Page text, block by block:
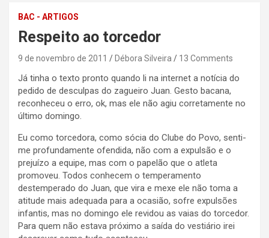
BAC - ARTIGOS
Respeito ao torcedor
9 de novembro de 2011 Débora Silveira 13 Comments
Já tinha o texto pronto quando li na internet a notícia do
pedido de desculpas do zagueiro Juan. Gesto bacana,
reconheceu o erro, ok, mas ele não agiu corretamente no
último domingo.
Eu como torcedora, como sócia do Clube do Povo, senti-
me profundamente ofendida, não com a expulsão e o
prejuízo a equipe, mas com o papelão que o atleta
promoveu. Todos conhecem o temperamento
destemperado do Juan, que vira e mexe ele não toma a
atitude mais adequada para a ocasião, sofre expulsões
infantis, mas no domingo ele revidou as vaias do torcedor.
Para quem não estava próximo a saída do vestiário irei